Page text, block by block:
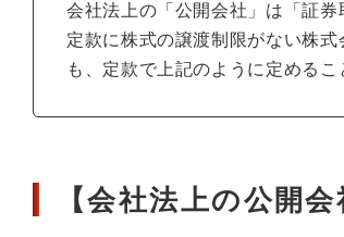
会社法上の「公開会社」は「証
定款に株式の譲渡制限がない株
も、定款で上記のように定める
【会社法上の公開会